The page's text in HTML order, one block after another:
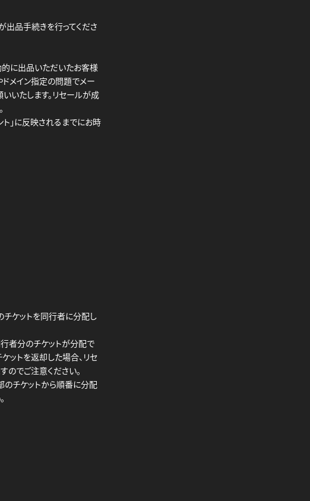
出品手続きを行ってくださ
的に出品いただいたお客様
ドメイン指定の問題でメー
いたします。リセールが成
」に反映されるまでにお時
ケットを同行者に分配し
者分のチケットが分配で
ットを返却した場合、リセ
でご注意ください。
のチケットから順番に分配